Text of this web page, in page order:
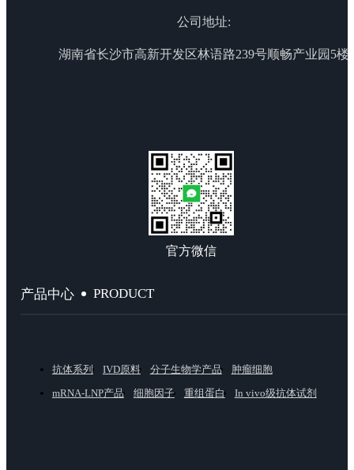
公司地址:
湖南省长沙市高新开发区林语路239号顺畅产业园5楼
官方微信
产品中心 PRODUCT
抗体系列 IVD原料 分子生物学产品
肿瘤细胞
mRNA-LNP产品
细胞因子 重组蛋白 In vivo级抗体试剂